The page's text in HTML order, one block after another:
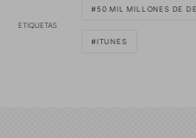
ETIQUETAS
50 MIL MILLONES DE
ITUNES